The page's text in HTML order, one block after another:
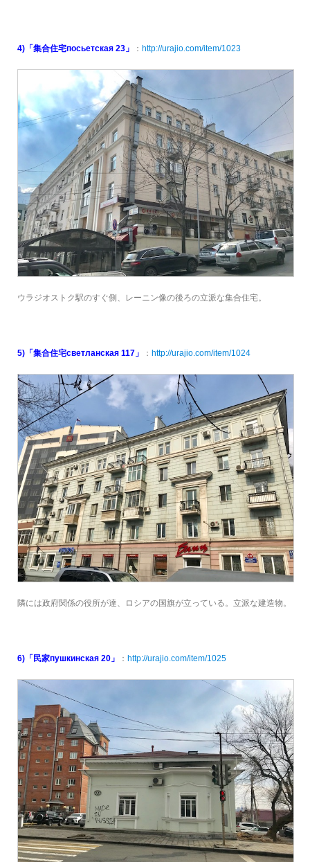
4)「集合住宅посьетская 23」 ： http://urajio.com/item/1023
ウラジオストク駅のすぐ側、レーニン像の後ろの立派な集合住宅。
5)「集合住宅светланская 117」 ： http://urajio.com/item/1024
隣には政府関係の役所が達、ロシアの国旗が立っている。立派な建造物。
6)「民家пушкинская 20」 ： http://urajio.com/item/1025